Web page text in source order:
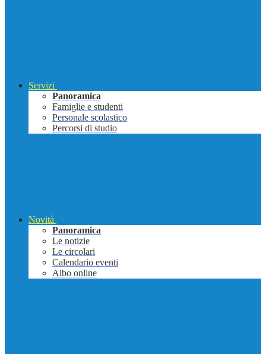
Servizi
Panoramica
Famiglie e studenti
Personale scolastico
Percorsi di studio
Novità
Panoramica
Le notizie
Le circolari
Calendario eventi
Albo online